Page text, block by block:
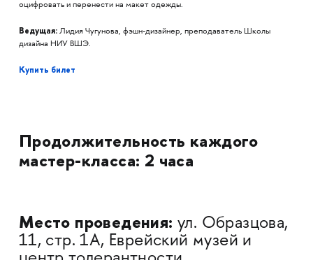
оцифровать и перенести на макет одежды.
Ведущая: Лидия Чугунова, фэшн-дизайнер, преподаватель Школы
дизайна НИУ ВШЭ.
Купить билет
Продолжительность каждого
мастер-класса: 2 часа
Место проведения: ул. Образцова,
11, стр. 1А, Еврейский музей и